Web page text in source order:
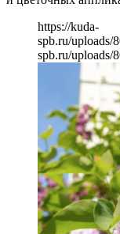
https://kuda-
spb.ru/uploads/
spb.ru/uploads/